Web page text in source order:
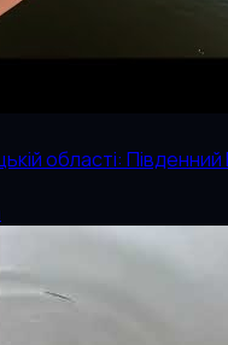
області: Південний